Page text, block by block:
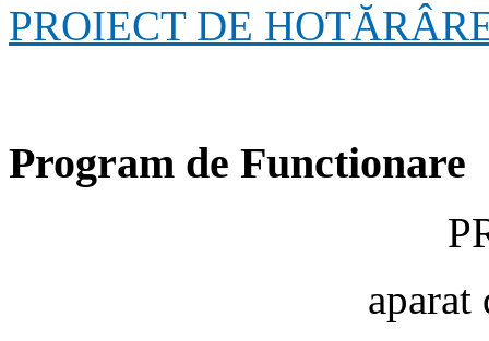
PROIECT DE
Program de Functionare